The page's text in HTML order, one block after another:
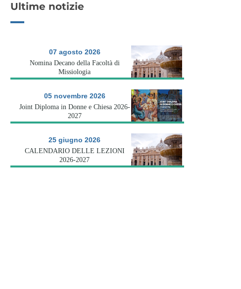
Ultime notizie
07 agosto 2026
Nomina Decano della Facoltà di
Missiologia
05 novembre 2026
Joint Diploma in Donne e Chiesa 2026-
2027
25 giugno 2026
CALENDARIO DELLE LEZIONI
2026-2027